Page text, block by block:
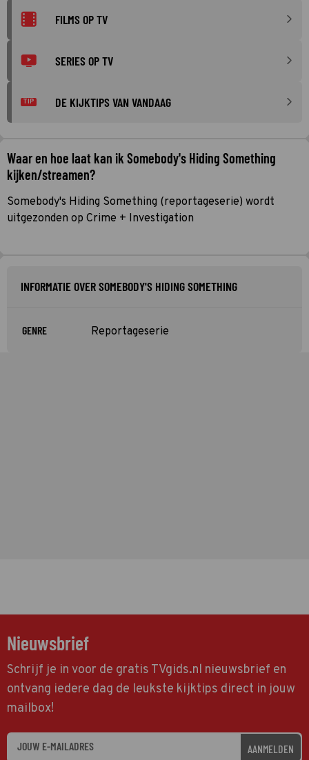
FILMS OP TV
SERIES OP TV
TIP DE KIJKTIPS VAN VANDAAG
Waar en hoe laat kan ik Somebody's Hiding Something
kijken/streamen?
Somebody's Hiding Something (reportageserie) wordt
uitgezonden op Crime + Investigation
INFORMATIE OVER SOMEBODY'S HIDING SOMETHING
GENRE Reportageserie
Nieuwsbrief
Schrijf je in voor de gratis TVgids.nl nieuwsbrief en
ontvang iedere dag de leukste kijktips direct in jouw
mailbox!
AANMELDEN